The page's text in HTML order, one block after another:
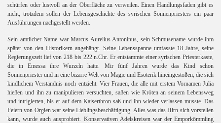
schürfen oder lustvoll an der Oberfläche zu verweilen. Einen Handlungsfaden gibt es
nicht, trotzdem sollen der Lebensgeschichte des syrischen Sonnenpriesters ein paar
Ausführungen nachgestellt werden.
Sein amtlicher Name war Marcus Aurelius Antoninus, sein Schmusename wurde ihm
später von den Historikern angehängt. Seine Lebensspanne umfasste 18 Jahre, seine
Regierungszeit lief von 218 bis 222 n.Chr. Er entstammte einer syrischen Priesterkaste,
die in Emessa ihre Wurzeln hatte. Mir fünf Jahren wurde das Kind schon
Sonnenpriester und in eine bizarre Welt von Magie und Esoterik hineingestoßen, die sich
kindlichem Verständnis noch entzieht. Vier Frauen, die alle mit erstem Vornamen Julia
hießen und ihn zu manipulieren versuchten, saßen wie Kröten an seinem Lebensweg
und intrigierten, bis er auf dem Kaiserthron saß und ihn wieder verlassen musste. Das
Feiern von Orgien war seine Lieblingsbeschäftigung. Alles was das Hirn sich vorstellen
kann, wurde auch ausprobiert. Konservativen Adelskreisen war der Emporkömmling